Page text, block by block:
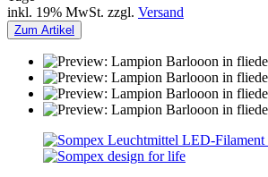
inkl. 19% MwSt. zzgl. Versand
Zum Artikel